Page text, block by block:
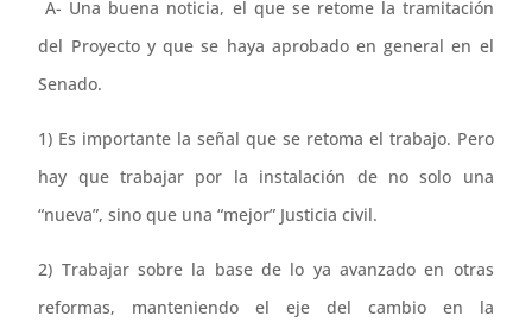
A- Una buena noticia, el que se retome la tramitación
del Proyecto y que se haya aprobado en general en el
Senado.
1) Es importante la señal que se retoma el trabajo. Pero
hay que trabajar por la instalación de no solo una
“nueva”, sino que una “mejor” Justicia civil.
2) Trabajar sobre la base de lo ya avanzado en otras
reformas, manteniendo el eje del cambio en la